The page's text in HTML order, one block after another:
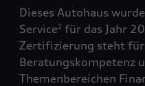
Dieses Autohaus
Service2 für das Jahr
Zertifizierung steht für
Beratungskompetenz
Themenbereichen